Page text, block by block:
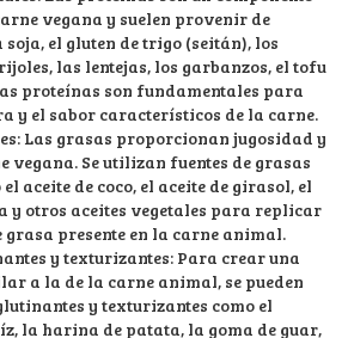
vegana y suelen provenir de
soja, el gluten de trigo (seitán), los
las lentejas, los garbanzos, el tofu
proteínas son fundamentales para
y el sabor característicos de la carne.
Las grasas proporcionan jugosidad y
vegana. Se utilizan fuentes de grasas
aceite de coco, el aceite de girasol, el
y otros aceites vegetales para replicar
grasa presente en la carne animal.
y texturizantes: Para crear una
a la de la carne animal, se pueden
y texturizantes como el
la harina de patata, la goma de guar,